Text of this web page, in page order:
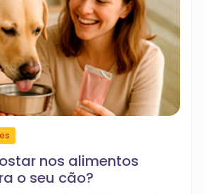
nos alimentos
o seu cão?